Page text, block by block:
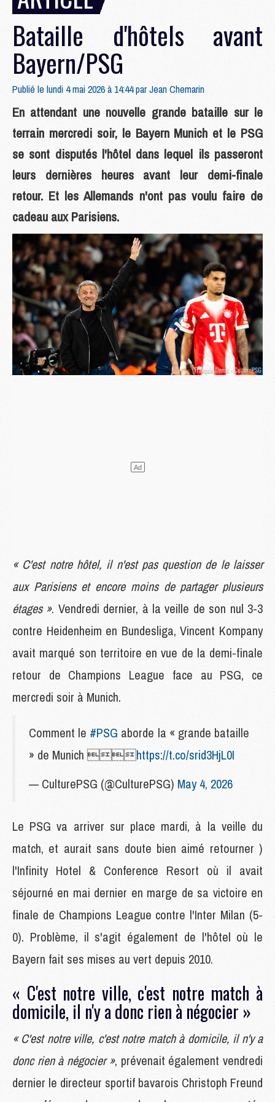
Bataille d'hôtels avant
Bayern/PSG
Publié le lundi 4 mai 2026 à 14:44 parJean Chemarin
En attendant une nouvelle grande bataille sur le
terrain mercredi soir, le Bayern Munich et le PSG
se sont disputés l'hôtel dans lequel ils passeront
leurs dernières heures avant leur demi-finale
retour. Et les Allemands n'ont pas voulu faire de
cadeau aux Parisiens.
« C'est notre hôtel, il n'est pas question de le laisser
aux Parisiens et encore moins de partager plusieurs
étages ». Vendredi dernier, à la veille de son nul 3-3
contre Heidenheim en Bundesliga, Vincent Kompany
avait marqué son territoire en vue de la demi-finale
retour de Champions League face au PSG, ce
mercredi soir à Munich.
Comment le #PSG aborde la « grande bataille
» de Munich https://t.co/srid3HjL0I
— CulturePSG (@CulturePSG) May 4, 2026
Le PSG va arriver sur place mardi, à la veille du
match, et aurait sans doute bien aimé retourner )
l'Infinity Hotel & Conference Resort où il avait
séjourné en mai dernier en marge de sa victoire en
finale de Champions League contre l'Inter Milan (5-
0). Problème, il s'agit également de l'hôtel où le
Bayern fait ses mises au vert depuis 2010.
« C'est notre ville, c'est notre match à
domicile, il n'y a donc rien à négocier »
« C'est notre ville, c'est notre match à domicile, il n'y a
donc rien à négocier », prévenait également vendredi
dernier le directeur sportif bavarois Christoph Freund